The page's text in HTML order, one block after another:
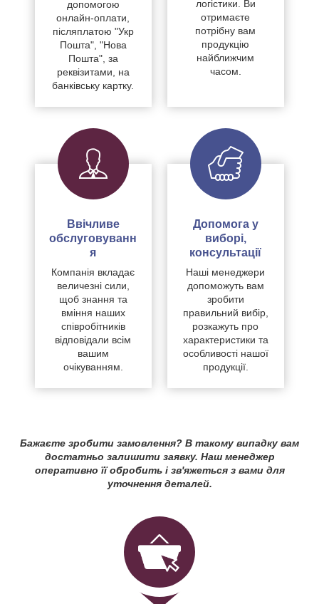
допомогою
онлайн-оплати,
післяплатою "Укр
Пошта", "Нова
Пошта", за
реквізитами, на
банківську картку.
логістики. Ви
отримаєте
потрібну вам
продукцію
найближчим
часом.
Ввічливе
обслуговуванн
я
Компанія вкладає
величезні сили,
щоб знання та
вміння наших
співробітників
відповідали всім
вашим
очікуванням.
Допомога у
виборі,
консультації
Наші менеджери
допоможуть вам
зробити
правильний вибір,
розкажуть про
характеристики та
особливості нашої
продукції.
Бажаєте зробити замовлення? В такому випадку вам
достатньо залишити заявку. Наш менеджер
оперативно її обробить і зв'яжеться з вами для
уточнення деталей.